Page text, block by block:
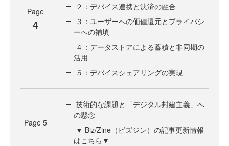
Page
4
２：デバイス連携と決済の融合
３：ユーザーへの価値還元とプライバシ
ーへの補填
４：データストアによる蓄積と非同期の
活用
５：デバイスシェアリングの実現
Page 5
技術的な課題と「デジタル封建主義」へ
の懸念
▼ Biz/Zine（ビズジン）の記事更新情報
はこちら▼